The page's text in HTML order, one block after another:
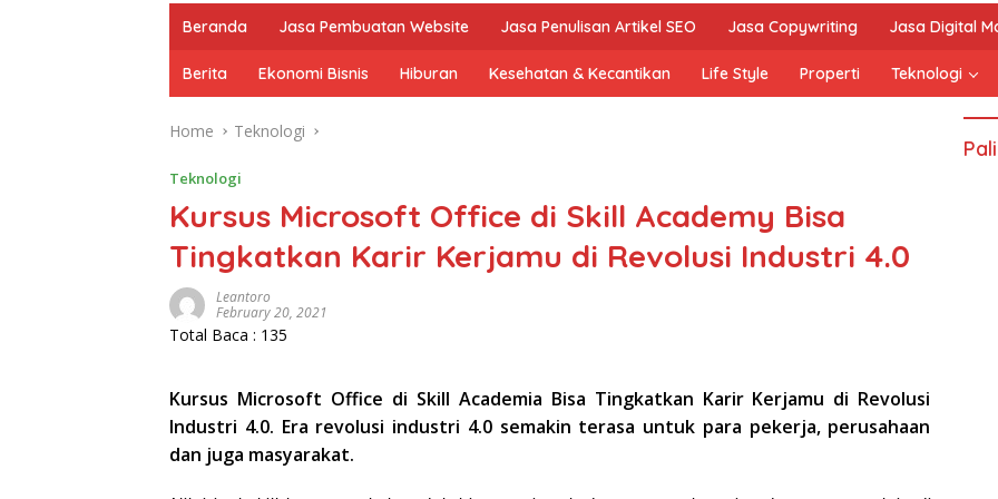
Beranda Jasa Pembuatan Website Jasa Penulisan Artikel SEO Jasa Copywriting Jasa Digital
Berita Ekonomi Bisnis Hiburan Kesehatan & Kecantikan Life Style Properti Teknologi
Home Teknologi
Teknologi
Kursus Microsoft Office di Skill Academy Bisa
Tingkatkan Karir Kerjamu di Revolusi Industri 4.0
Leantoro
February 20, 2021
Total Baca : 135
Kursus Microsoft Office di Skill Academia Bisa Tingkatkan Karir Kerjamu di Revolusi
Industri 4.0. Era revolusi industri 4.0 semakin terasa untuk para pekerja, perusahaan
dan juga masyarakat.